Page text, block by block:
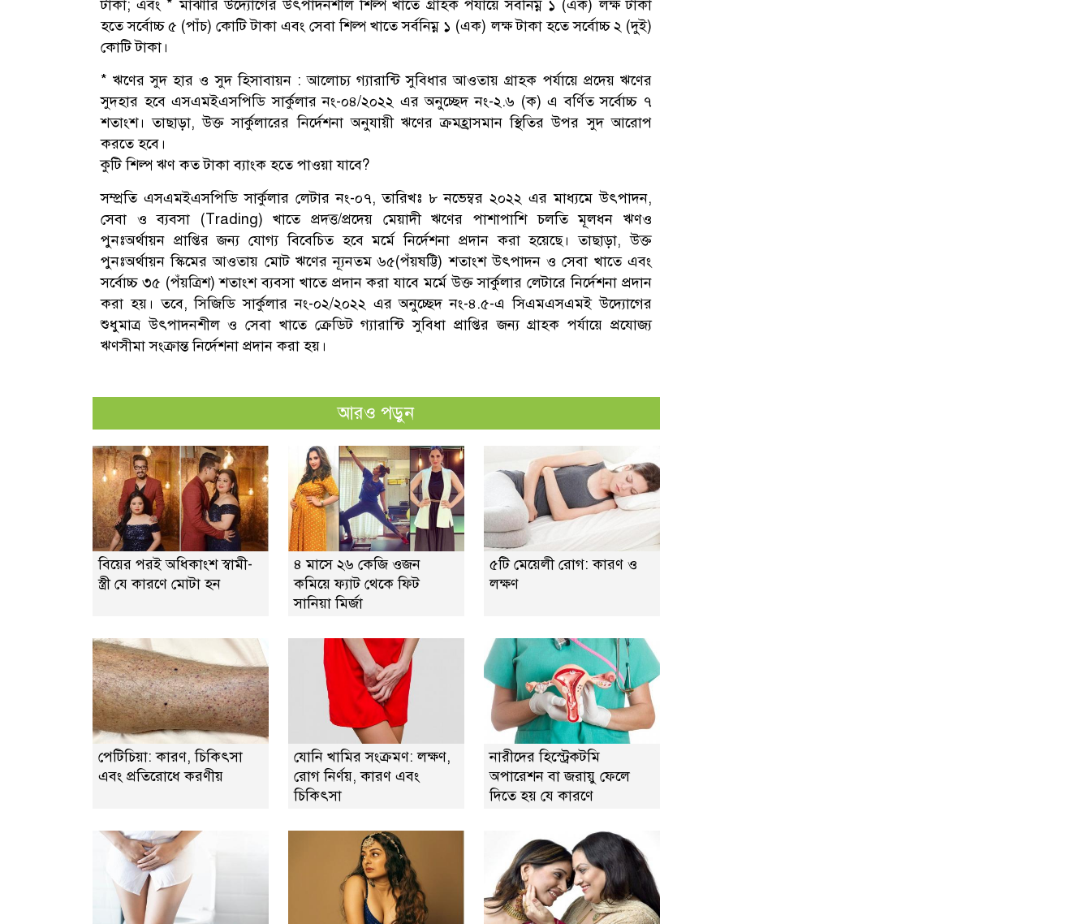
টাকা; এবং * মাঝারি উদ্যোগের উৎপাদনশীল শিল্প খাতে গ্রাহক পর্যায়ে সর্বনিম্ন ১ (এক) লক্ষ টাকা
হতে সর্বোচ্চ ৫ (পাঁচ) কোটি টাকা এবং সেবা শিল্প খাতে সর্বনিম্ন ১ (এক) লক্ষ টাকা হতে সর্বোচ্চ ২ (দুই)
কোটি টাকা।
* ঋণের সুদ হার ও সুদ হিসাবায়ন : আলােচ্য গ্যারান্টি সুবিধার আওতায় গ্রাহক পর্যায়ে প্রদেয় ঋণের
সুদহার হবে এসএমইএসপিডি সার্কুলার নং-০৪/২০২২ এর অনুচ্ছেদ নং-২.৬ (ক) এ বর্ণিত সর্বোচ্চ ৭
শতাংশ। তাছাড়া, উক্ত সার্কুলারের নির্দেশনা অনুযায়ী ঋণের ক্রমহ্রাসমান স্থিতির উপর সুদ আরােপ
করতে হবে।
কুটি শিল্প ঋণ কত টাকা ব্যাংক হতে পাওয়া যাবে?
সম্প্রতি এসএমইএসপিডি সার্কুলার লেটার নং-০৭, তারিখঃ ৮ নভেম্বর ২০২২ এর মাধ্যমে উৎপাদন,
সেবা ও ব্যবসা (Trading) খাতে প্রদত্ত/প্রদেয় মেয়াদী ঋণের পাশাপাশি চলতি মূলধন ঋণও
পুনঃঅর্থায়ন প্রাপ্তির জন্য যোগ্য বিবেচিত হবে মর্মে নির্দেশনা প্রদান করা হয়েছে। তাছাড়া, উক্ত
পুনঃঅর্থায়ন স্কিমের আওতায় মোট ঋণের ন্যূনতম ৬৫(পঁয়ষট্টি) শতাংশ উৎপাদন ও সেবা খাতে এবং
সর্বোচ্চ ৩৫ (পঁয়ত্রিশ) শতাংশ ব্যবসা খাতে প্রদান করা যাবে মর্মে উক্ত সার্কুলার লেটারে নির্দেশনা প্রদান
করা হয়। তবে, সিজিডি সার্কুলার নং-০২/২০২২ এর অনুচ্ছেদ নং-৪.৫-এ সিএমএসএমই উদ্যোগের
শুধুমাত্র উৎপাদনশীল ও সেবা খাতে ক্রেডিট গ্যারান্টি সুবিধা প্রাপ্তির জন্য গ্রাহক পর্যায়ে প্রযোজ্য
ঋণসীমা সংক্রান্ত নির্দেশনা প্রদান করা হয়।
আরও পড়ুন
বিয়ের পরই অধিকাংশ স্বামী-
স্ত্রী যে কারণে মোটা হন
৪ মাসে ২৬ কেজি ওজন
কমিয়ে ফ্যাট থেকে ফিট
সানিয়া মির্জা
৫টি মেয়েলী রোগ: কারণ ও
লক্ষণ
পেটিচিয়া: কারণ, চিকিৎসা
এবং প্রতিরোধে করণীয়
যোনি খামির সংক্রমণ: লক্ষণ,
রোগ নির্ণয়, কারণ এবং
চিকিৎসা
নারীদের হিস্ট্রেকটমি
অপারেশন বা জরায়ু ফেলে
দিতে হয় যে কারণে